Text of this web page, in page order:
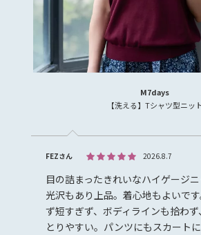
M7days
【洗える】Tシャツ型ニッ
FEZさん 2026.8.7
目の詰まったきれいなハイゲージ
光沢もあり上品。着心地もよいで
ず短すぎず、ボディラインも拾わ
とりやすい。パンツにもスカート